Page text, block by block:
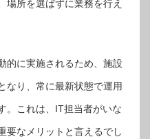
場所を選ばずに業務を行え
的に実施されるため、施設
なり、常に最新状態で運用
。これは、IT担当者がいな
要なメリットと言えるでし